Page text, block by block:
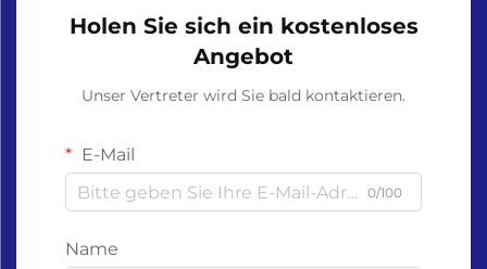
Holen Sie sich ein kostenloses
Angebot
Unser Vertreter wird Sie bald kontaktieren.
E-Mail
0/100
Name